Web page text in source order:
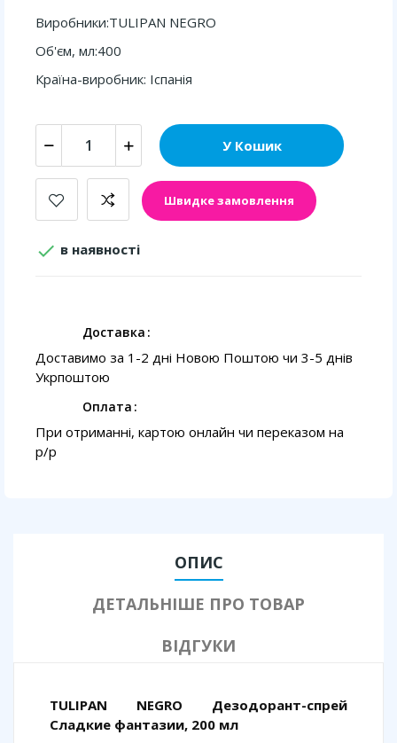
Виробники:TULIPAN NEGRO
Об'єм, мл:400
Країна-виробник: Іспанія
У Кошик
Швидке замовлення
 в наявності
Доставка
Доставимо за 1-2 дні Новою Поштою чи 3-5 днів
Укрпоштою
Оплата
При отриманні, картою онлайн чи переказом на
p/p
ОПИС
ДЕТАЛЬНІШЕ ПРО ТОВАР
ВІДГУКИ
TULIPAN NEGRO Дезодорант-спрей
Сладкие фантазии, 200 мл